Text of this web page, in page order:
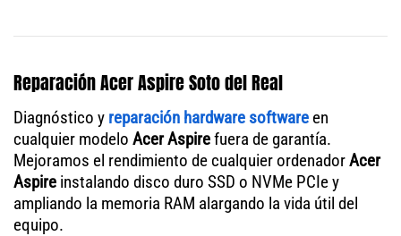
Reparación Acer Aspire Soto del Real
Diagnóstico y reparación hardware software en
cualquier modelo Acer Aspirefuera de garantía.
Mejoramos el rendimiento de cualquier ordenadorAcer
Aspire instalando disco duro SSD o NVMe PCIe y
ampliando la memoria RAM alargando la vida útil del
equipo.